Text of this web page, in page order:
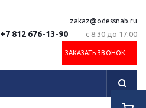
+7 812 676-13-90
zakaz@odessnab.ru
с 8:30 до 17:00
ЗАКАЗАТЬ ЗВОНОК